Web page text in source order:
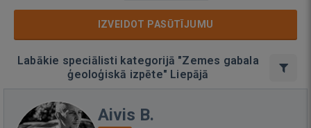
IZVEIDOT PASŪTĪJUMU
Labākie speciālisti kategorijā "Zemes gabala
ģeoloģiskā izpēte" Liepājā
Aivis B.